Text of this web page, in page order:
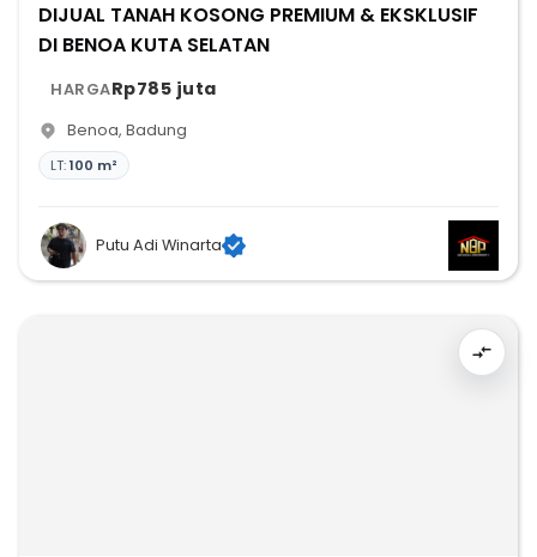
DIJUAL TANAH KOSONG PREMIUM & EKSKLUSIF
DI BENOA KUTA SELATAN
HARGARp785 juta
Benoa, Badung
LT:100 m²
Putu Adi Winarta